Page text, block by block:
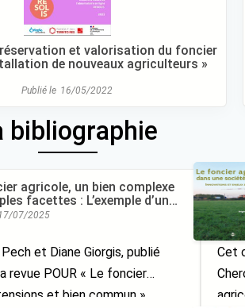
et valorisation du foncier
de nouveaux agriculteurs »
Publié le 16/05/2022
bibliographie
agricole, un bien complexe
facettes : L’exemple d’un
collective en
07/2025
et Diane Giorgis, publié
revue POUR « Le foncier
et bien commun »
Cet